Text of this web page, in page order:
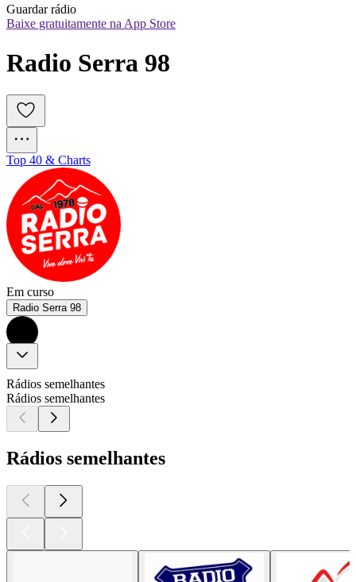
Guardar rádio
Baixe gratuitamente na App Store
Radio Serra 98
Top 40 & Charts
Em curso
Radio Serra 98
Rádios semelhantes
Rádios semelhantes
Rádios semelhantes